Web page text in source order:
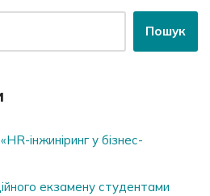
Пошук
інжиніринг у бізнес-
екзамену студентами